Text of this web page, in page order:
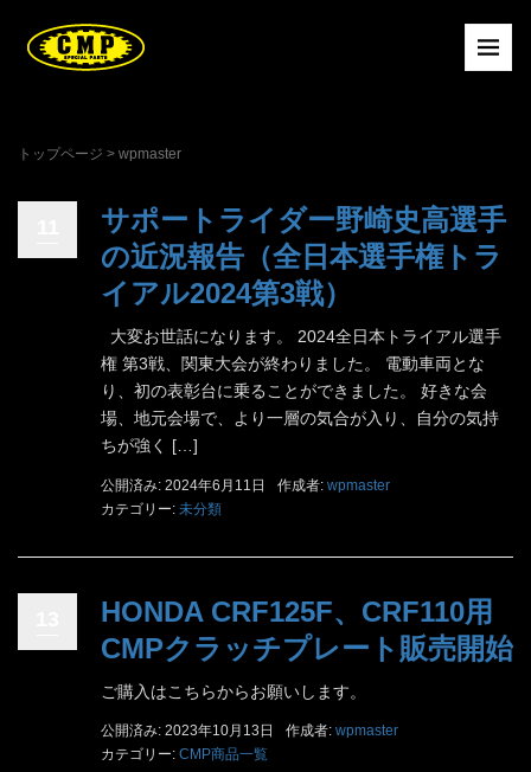
トップページ > wpmaster
サポートライダー野崎史高選手
の近況報告（全日本選手権トラ
イアル2024第3戦）
大変お世話になります。 2024全日本トライアル選手
権 第3戦、関東大会が終わりました。 電動車両とな
り、初の表彰台に乗ることができました。 好きな会
場、地元会場で、より一層の気合が入り、自分の気持
ちが強く […]
公開済み: 2024年6月11日 作成者: wpmaster
カテゴリー: 未分類
HONDA CRF125F、CRF110用
CMPクラッチプレート販売開始
ご購入はこちらからお願いします。
公開済み: 2023年10月13日 作成者: wpmaster
カテゴリー: CMP商品一覧